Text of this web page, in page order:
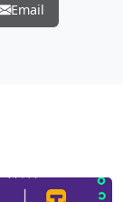
Email